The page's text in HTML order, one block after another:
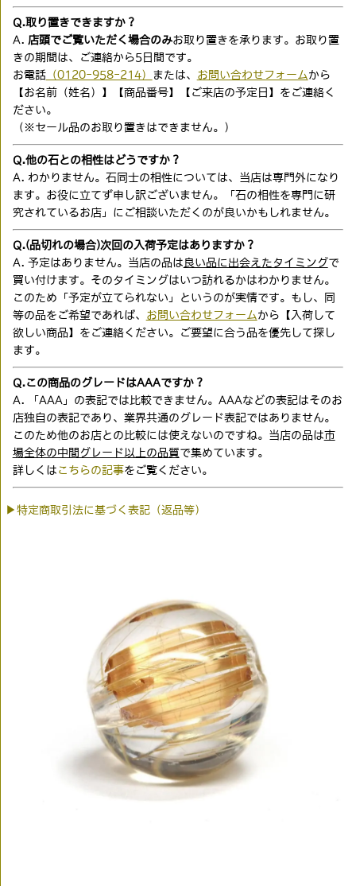
Q.取り置きできますか？
A. 店頭でご覧いただく場合のみお取り置きを承ります。お取り置
きの期間は、ご連絡から5日間です。
お電話（0120-958-214） または、 お問い合わせフォーム から
【お名前（姓名）】【商品番号】【ご来店の予定日】をご連絡く
ださい。
（※セール品のお取り置きはできません。）
Q.他の石との相性はどうですか？
A. わかりません。石同士の相性については、当店は専門外になり
ます。お役に立てず申し訳ございません。「石の相性を専門に研
究されているお店」にご相談いただくのが良いかもしれません。
Q.(品切れの場合)次回の入荷予定はありますか？
A. 予定はありません。当店の品は 良い品に出会えたタイミングで
買い付けます。そのタイミングはいつ訪れるかはわかりません。
このため「予定が立てられない」というのが実情です。もし、同
等の品をご希望であれば、 お問い合わせフォーム から【入荷して
欲しい商品】をご連絡ください。ご要望に合う品を優先して探し
ます。
Q.この商品のグレードはAAAですか？
A. 「AAA」の表記では比較できません。AAAなどの表記はそのお
店独自の表記であり、業界共通のグレード表記ではありません。
このため他のお店との比較には使えないのですね。当店の品は市
場全体の中間グレード以上の品質で集めています。
詳しくは こちらの記事をご覧ください。
▶特定商取引法に基づく表記（返品等）